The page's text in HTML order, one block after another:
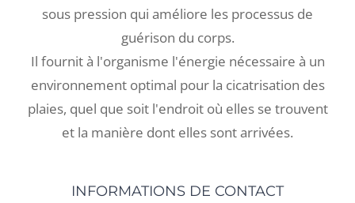
sous pression qui améliore les processus de
guérison du corps.
Il fournit à l'organisme l'énergie nécessaire à un
environnement optimal pour la cicatrisation des
plaies, quel que soit l'endroit où elles se trouvent
et la manière dont elles sont arrivées.
INFORMATIONS DE CONTACT